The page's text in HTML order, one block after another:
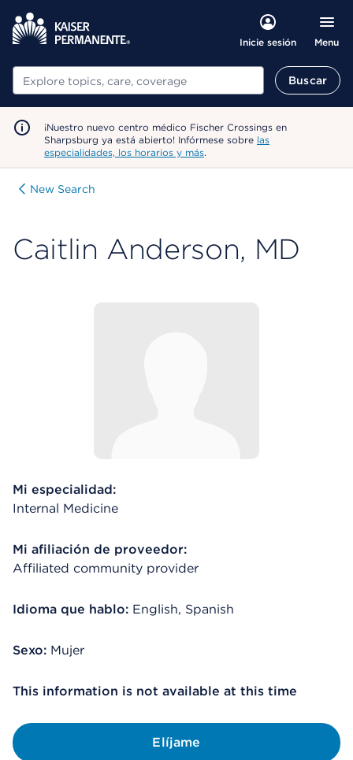
Inicie sesión Menu
Buscar Buscar
¡Nuestro nuevo centro médico Fischer Crossings en
Sharpsburg ya está abierto! Infórmese sobre las
especialidades, los horarios y más.
New Search
Caitlin Anderson, MD
Mi especialidad:
Internal Medicine
Mi afiliación de proveedor:
Affiliated community provider
Idioma que hablo: English, Spanish
Sexo: Mujer
This information is not available at this time
Elíjame